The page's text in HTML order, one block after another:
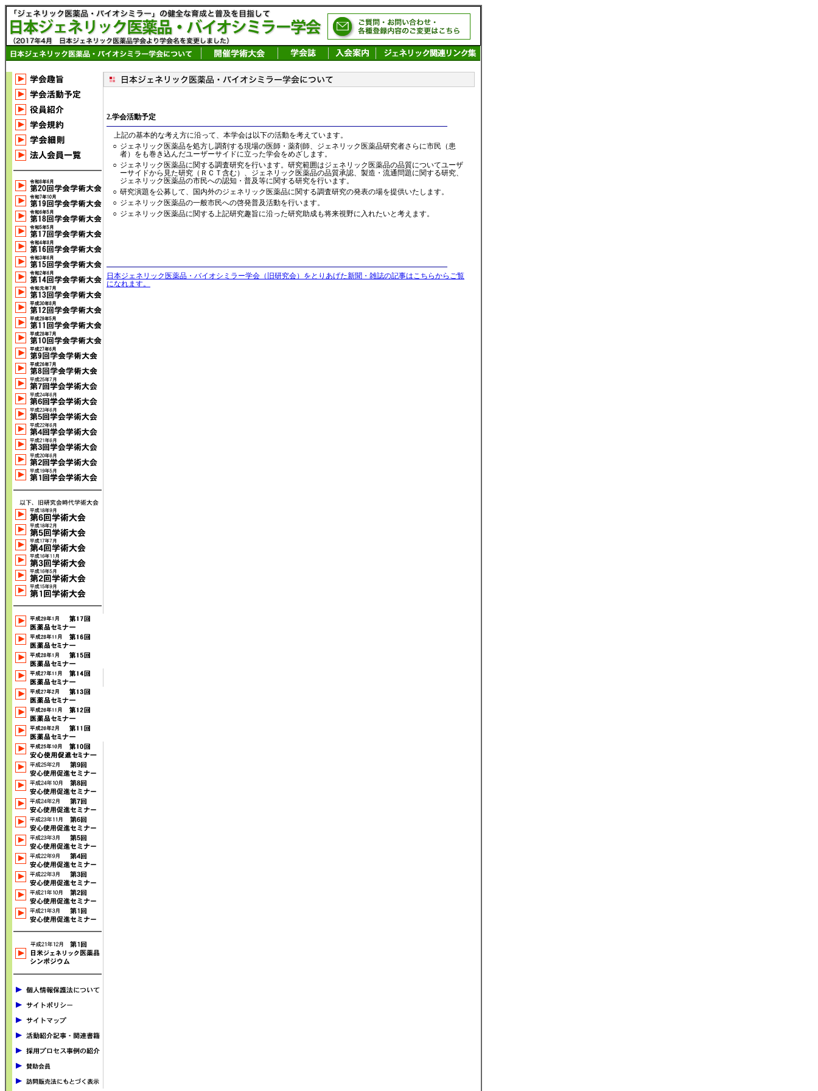
2.学会活動予定
上記の基本的な考え方に沿って、本学会は以下の活動を考えています。
○ ジェネリック医薬品を処方し調剤する現場の医師・薬剤師、ジェネリック医薬品研究者さらに市民（患
者）をも巻き込んだユーザーサイドに立った学会をめざします。
○ ジェネリック医薬品に関する調査研究を行います。研究範囲はジェネリック医薬品の品質についてユーザ
ーサイドから見た研究（ＲＣＴ含む）、ジェネリック医薬品の品質承認、製造・流通問題に関する研究、
ジェネリック医薬品の市民への認知・普及等に関する研究を行います。
○ 研究演題を公募して、国内外のジェネリック医薬品に関する調査研究の発表の場を提供いたします。
○ ジェネリック医薬品の一般市民への啓発普及活動を行います。
○ ジェネリック医薬品に関する上記研究趣旨に沿った研究助成も将来視野に入れたいと考えます。
日本ジェネリック医薬品・バイオシミラー学会（旧研究会）をとりあげた新聞・雑誌の記事はこちらからご覧
になれます。